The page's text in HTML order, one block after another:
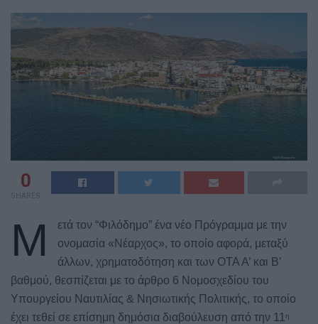
0
SHARES
Μ
ετά τον “Φιλόδημο” ένα νέο Πρόγραμμα με την
ονομασία «Νέαρχος», το οποίο αφορά, μεταξύ
άλλων, χρηματοδότηση και των ΟΤΑ Α’ και Β’
βαθμού, θεσπίζεται με το άρθρο 6 Νομοσχεδίου του
Υπουργείου Ναυτιλίας & Νησιωτικής Πολιτικής, το οποίο
έχει τεθεί σε επίσημη δημόσια διαβούλευση από την 11 η